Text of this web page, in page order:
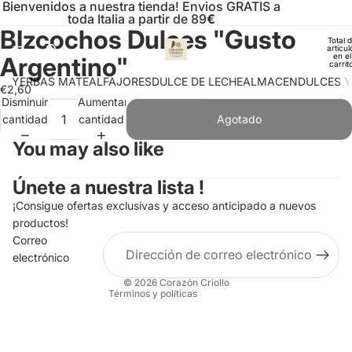
Bienvenidos a nuestra tienda! Envios GRATIS a
toda Italia a partir de 89€
Total
en el
YERBAS MATEALFAJORESDULCE DE LECHEALMACENDULCES
Abrir
imagen
a
pantalla
completa
BIzcochos Dulces "Gusto
Argentino"
€2,60
Disminuir
cantidad
Aumentar
cantidad
Agotado
You may also like
Únete a nuestra lista !
¡Consigue ofertas exclusivas y acceso anticipado a nuevos
productos!
Correo
electrónico
© 2026 Corazón Criollo
Términos y políticas
Política de privacidad
Términos del servicio
Política de envío
Información de contacto
Aviso legal